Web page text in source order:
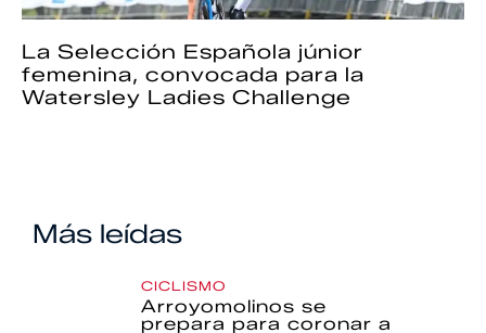
La Selección Española júnior
femenina, convocada para la
Watersley Ladies Challenge
Más leídas
CICLISMO
Arroyomolinos se
prepara para coronar a